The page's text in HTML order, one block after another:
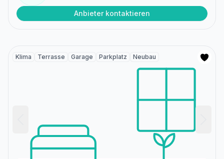
Anbieter kontaktieren
Klima Terrasse Garage Parkplatz Neubau